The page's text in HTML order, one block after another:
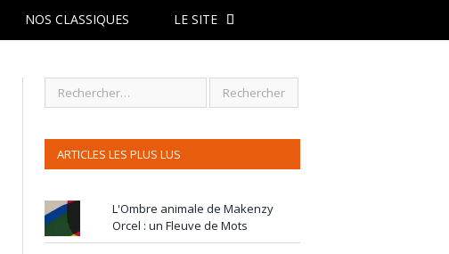
NOS CLASSIQUES LE SITE
ARTICLES LES PLUS LUS
L'Ombre animale de Makenzy
Orcel : un Fleuve de Mots